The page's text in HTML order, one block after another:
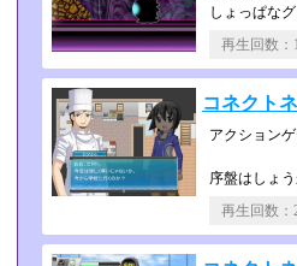
しょっぱな
再生回数
コネクト
アクション
序盤はしょ
再生回数